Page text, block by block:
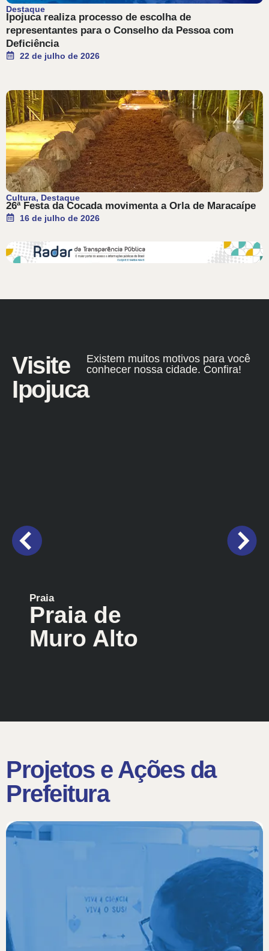
Destaque
Ipojuca realiza processo de escolha de
representantes para o Conselho da Pessoa com
Deficiência
22 de julho de 2026
Cultura, Destaque
26ª Festa da Cocada movimenta a Orla de Maracaípe
16 de julho de 2026
Visite
Ipojuca
Existem muitos motivos para você
conhecer nossa cidade. Confira!
Praia
Praia de
Muro Alto
Projetos e Ações da
Prefeitura​